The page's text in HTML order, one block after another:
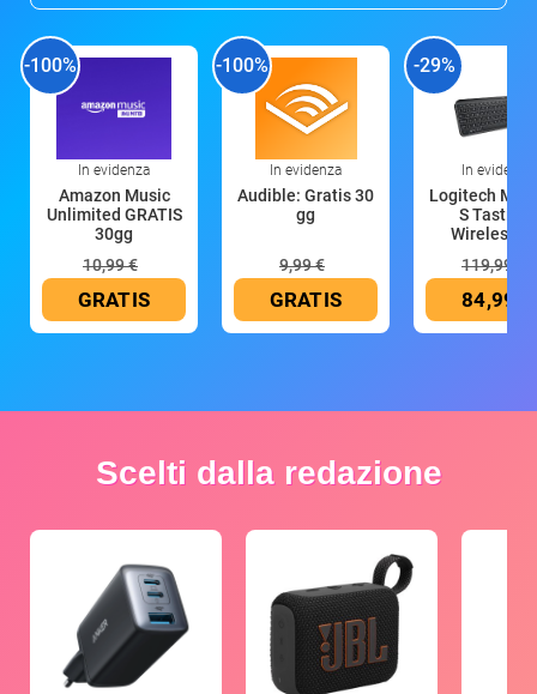
-100%
In evidenza
Amazon Music
Unlimited GRATIS
30gg
10,99 €
GRATIS
-100%
In evidenza
Audible: Gratis 30
gg
9,99 €
GRATIS
-29%
In evidenza
Logitech MX
S Tastiera
Wireless
119,99 €
84,99 €
Scelti dalla redazione